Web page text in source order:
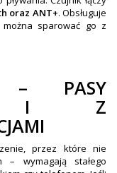
oraz ANT+. Obsługuje
sparować go z
– PASY
I Z
przez które nie
– wymagają stałego